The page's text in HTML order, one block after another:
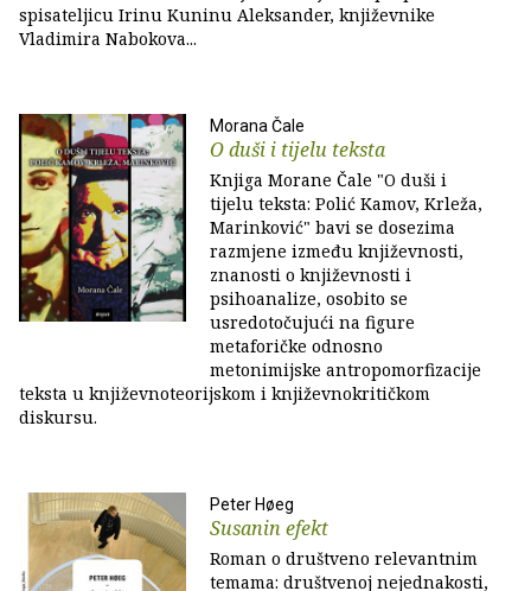
spisateljicu Irinu Kuninu Aleksander, književnike
Vladimira Nabokova...
Morana Čale
O duši i tijelu teksta
Knjiga Morane Čale "O duši i
tijelu teksta: Polić Kamov, Krleža,
Marinković" bavi se dosezima
razmjene između književnosti,
znanosti o književnosti i
psihoanalize, osobito se
usredotočujući na figure
metaforičke odnosno
metonimijske antropomorfizacije
teksta u književnoteorijskom i književnokritičkom
diskursu.
Peter Høeg
Susanin efekt
Roman o društveno relevantnim
temama: društvenoj nejednakosti,